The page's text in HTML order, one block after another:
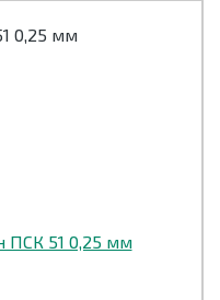
0,25 мм